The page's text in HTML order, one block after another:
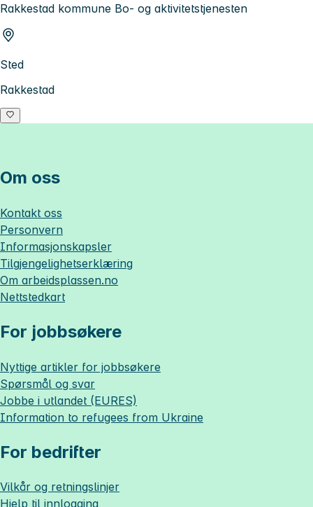
Rakkestad kommune Bo- og aktivitetstjenesten
Sted
Rakkestad
Om oss
Kontakt oss
Personvern
Informasjonskapsler
Tilgjengelighetserklæring
Om arbeidsplassen.no
Nettstedkart
For jobbsøkere
Nyttige artikler for jobbsøkere
Spørsmål og svar
Jobbe i utlandet (EURES)
Information to refugees from Ukraine
For bedrifter
Vilkår og retningslinjer
Hjelp til innlogging